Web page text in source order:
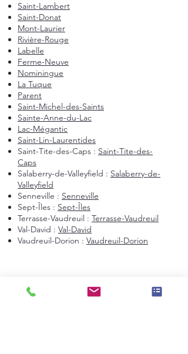
Saint-Lambert
Saint-Donat
Mont-Laurier
Rivière-Rouge
Labelle
Ferme-Neuve
Nominingue
La Tuque
Parent
Saint-Michel-des-Saints
Sainte-Anne-du-Lac
Lac-Mégantic
Saint-Lin-Laurentides
Saint-Tite-des-Caps : Saint-Tite-des-
Caps
Salaberry-de-Valleyfield : Salaberry-de-
Valleyfield
Senneville : Senneville
Sept-Îles : Sept-Îles
Terrasse-Vaudreuil : Terrasse-Vaudreuil
Val-David : Val-David
Vaudreuil-Dorion : Vaudreuil-Dorion